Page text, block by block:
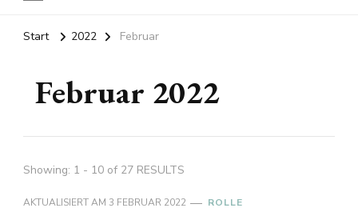
Start 2022 Februar
Februar 2022
Showing: 1 - 10 of 27 RESULTS
AKTUALISIERT AM 3 FEBRUAR 2022 ROLLE